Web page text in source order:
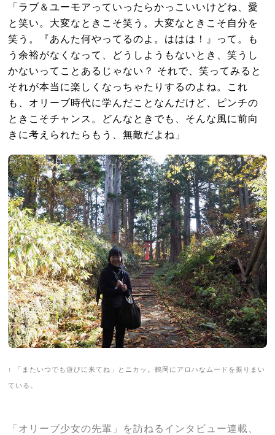
「ラブ＆ユーモアっていったらかっこいいけどね、愛
と笑い。大変なときこそ笑う。大変なときこそ自分を
笑う。『あんた何やってるのよ。ははは！』って。も
う余裕がなくなって、どうしようもないとき、笑うし
かないってことあるじゃない？ それで、笑ってみると
それが本当に楽しくなっちゃたりするのよね。これ
も、オリーブ時代に学んだことなんだけど、ピンチの
ときこそチャンス。どんなときでも、そんな風に前向
きに考えられたらもう、無敵だよね」
↑ 「またいつでも遊びに来てね」とニカッ。鶴岡にアロハなムードを振りまい
ている。
「オリーブ少女の先輩」を訪ねるインタビュー連載、